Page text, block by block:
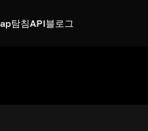
탐침API블로그